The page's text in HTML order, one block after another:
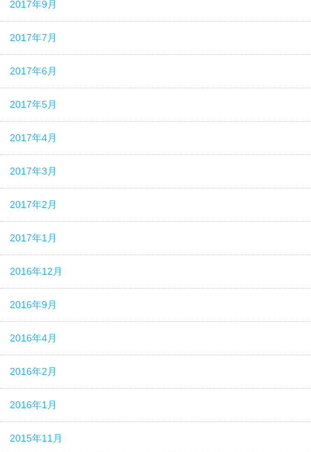
2017年9月
2017年7月
2017年6月
2017年5月
2017年4月
2017年3月
2017年2月
2017年1月
2016年12月
2016年9月
2016年4月
2016年2月
2016年1月
2015年11月